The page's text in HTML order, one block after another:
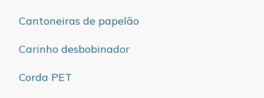
Cantoneiras de papelão
Carinho desbobinador
Corda PET